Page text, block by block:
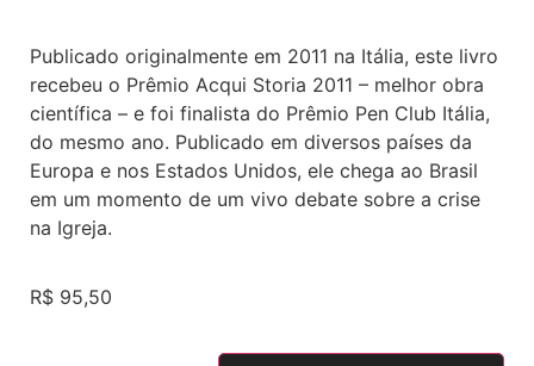
Publicado originalmente em 2011 na Itália, este livro
recebeu o Prêmio Acqui Storia 2011 – melhor obra
científica – e foi finalista do Prêmio Pen Club Itália,
do mesmo ano. Publicado em diversos países da
Europa e nos Estados Unidos, ele chega ao Brasil
em um momento de um vivo debate sobre a crise
na Igreja.
R$ 95,50